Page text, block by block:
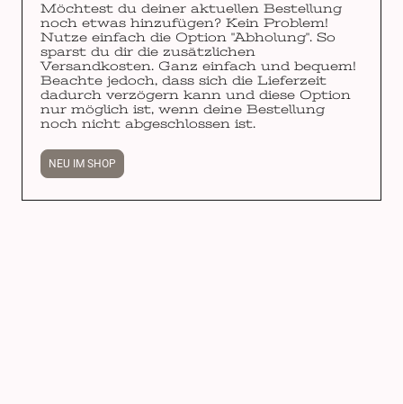
Möchtest du deiner aktuellen Bestellung
noch etwas hinzufügen? Kein Problem!
Nutze einfach die Option "Abholung". So
sparst du dir die zusätzlichen
Versandkosten. Ganz einfach und bequem!
Beachte jedoch, dass sich die Lieferzeit
dadurch verzögern kann und diese Option
nur möglich ist, wenn deine Bestellung
noch nicht abgeschlossen ist.
NEU IM SHOP